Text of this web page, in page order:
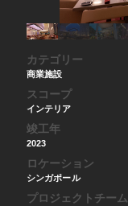
カテゴリー
商業施設
スコープ
インテリア
竣工年
2023
ロケーション
シンガポール
プロジェクトチーム